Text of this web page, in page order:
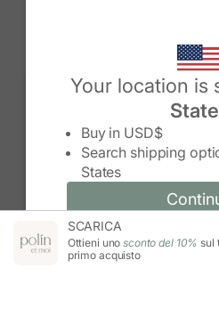
Your location is
Buy in USD$
Search shipping
States
Change country/
Change
TONGA
SCARICA
Ottieni unosconto del 10% sul
primo acquisto